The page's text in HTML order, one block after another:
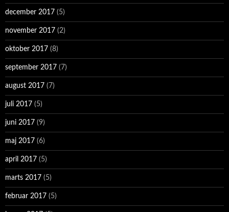
december 2017 (5)
november 2017 (2)
oktober 2017 (8)
september 2017 (7)
august 2017 (7)
juli 2017 (5)
juni 2017 (9)
maj 2017 (6)
april 2017 (5)
marts 2017 (5)
februar 2017 (5)